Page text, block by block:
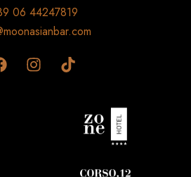
06 44247819